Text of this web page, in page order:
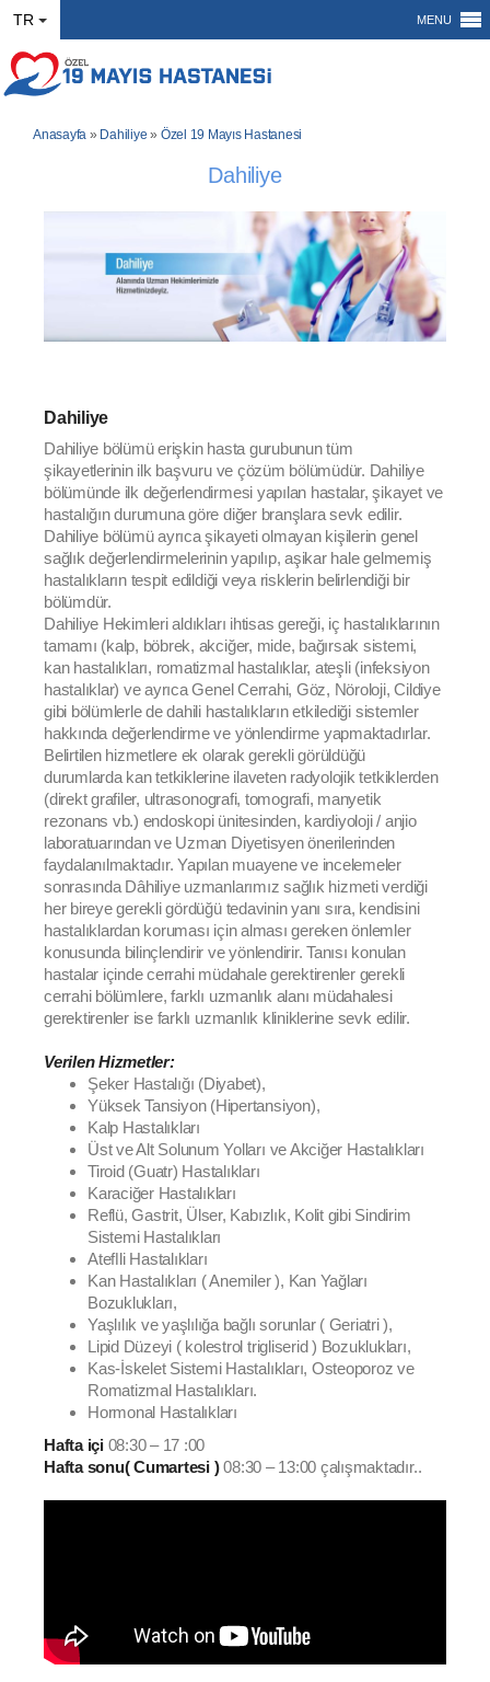
MENU
TR
Anasayfa » Dahiliye » Özel 19 Mayıs Hastanesi
Dahiliye
Dahiliye
Dahiliye bölümü erişkin hasta gurubunun tüm
şikayetlerinin ilk başvuru ve çözüm bölümüdür. Dahiliye
bölümünde ilk değerlendirmesi yapılan hastalar, şikayet ve
hastalığın durumuna göre diğer branşlara sevk edilir.
Dahiliye bölümü ayrıca şikayeti olmayan kişilerin genel
sağlık değerlendirmelerinin yapılıp, aşikar hale gelmemiş
hastalıkların tespit edildiği veya risklerin belirlendiği bir
bölümdür.
Dahiliye Hekimleri aldıkları ihtisas gereği, iç hastalıklarının
tamamı (kalp, böbrek, akciğer, mide, bağırsak sistemi,
kan hastalıkları, romatizmal hastalıklar, ateşli (infeksiyon
hastalıklar) ve ayrıca Genel Cerrahi, Göz, Nöroloji, Cildiye
gibi bölümlerle de dahili hastalıkların etkilediği sistemler
hakkında değerlendirme ve yönlendirme yapmaktadırlar.
Belirtilen hizmetlere ek olarak gerekli görüldüğü
durumlarda kan tetkiklerine ilaveten radyolojik tetkiklerden
(direkt grafiler, ultrasonografi, tomografi, manyetik
rezonans vb.) endoskopi ünitesinden, kardiyoloji / anjio
laboratuarından ve Uzman Diyetisyen önerilerinden
faydalanılmaktadır. Yapılan muayene ve incelemeler
sonrasında Dâhiliye uzmanlarımız sağlık hizmeti verdiği
her bireye gerekli gördüğü tedavinin yanı sıra, kendisini
hastalıklardan koruması için alması gereken önlemler
konusunda bilinçlendirir ve yönlendirir. Tanısı konulan
hastalar içinde cerrahi müdahale gerektirenler gerekli
cerrahi bölümlere, farklı uzmanlık alanı müdahalesi
gerektirenler ise farklı uzmanlık kliniklerine sevk edilir.
Verilen Hizmetler:
Şeker Hastalığı (Diyabet),
Yüksek Tansiyon (Hipertansiyon),
Kalp Hastalıkları
Üst ve Alt Solunum Yolları ve Akciğer Hastalıkları
Tiroid (Guatr) Hastalıkları
Karaciğer Hastalıkları
Reflü, Gastrit, Ülser, Kabızlık, Kolit gibi Sindirim
Sistemi Hastalıkları
Ateﬂli Hastalıkları
Kan Hastalıkları ( Anemiler ), Kan Yağları
Bozuklukları,
Yaşlılık ve yaşlılığa bağlı sorunlar ( Geriatri ),
Lipid Düzeyi ( kolestrol trigliserid ) Bozuklukları,
Kas-İskelet Sistemi Hastalıkları, Osteoporoz ve
Romatizmal Hastalıkları.
Hormonal Hastalıkları
Hafta içi08:30 – 17 :00
Hafta sonu( Cumartesi )08:30 – 13:00 çalışmaktadır..